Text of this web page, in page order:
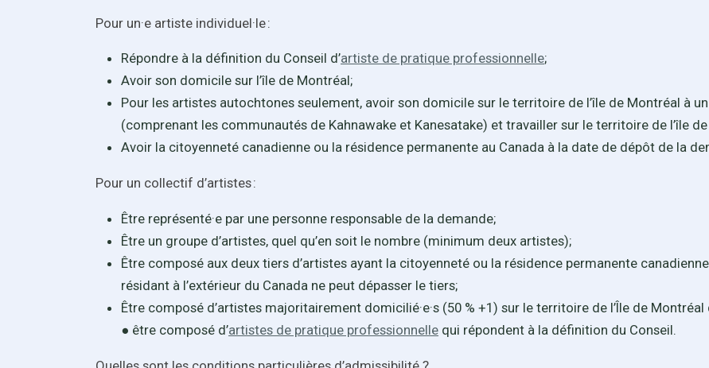
Pour un·e artiste individuel·le :
Répondre à la définition du Conseil d’artiste de pratique professionnelle;
Avoir son domicile sur l’île de Montréal;
Pour les artistes autochtones seulement, avoir son domicile sur le territoire de l’île de Montréal à
(comprenant les communautés de Kahnawake et Kanesatake) et travailler sur le territoire de l’île
Avoir la citoyenneté canadienne ou la résidence permanente au Canada à la date de dépôt de la
Pour un collectif d’artistes :
Être représenté·e par une personne responsable de la demande;
Être un groupe d’artistes, quel qu’en soit le nombre (minimum deux artistes);
Être composé aux deux tiers d’artistes ayant la citoyenneté ou la résidence permanente
résidant à l’extérieur du Canada ne peut dépasser le tiers;
Être composé d’artistes majoritairement domicilié·e·s (50 % +1) sur le territoire de l’Île de
● être composé d’artistes de pratique professionnelle qui répondent à la définition du Conseil.